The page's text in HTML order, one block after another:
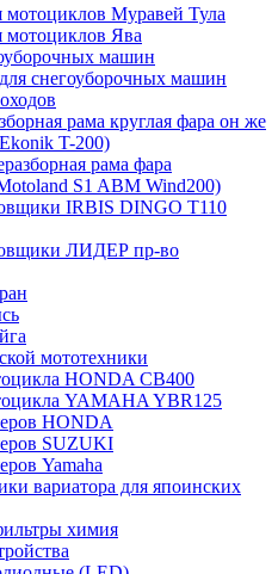
мотоциклов Муравей Тула
мотоциклов Ява
машин
снегоуборочных машин
рама круглая фара он же
T-200)
рама фара
S1 ABM Wind200)
IRBIS DINGO Т110
ЛИДЕР пр-во
мототехники
HONDA CB400
YAMAHA YBR125
HONDA
SUZUKI
Yamaha
вариатора для япоинских
химия